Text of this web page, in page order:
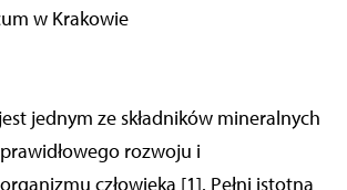
w Krakowie
jednym ze składników mineralnych
rozwoju i
człowieka [1]. Pełni istotną